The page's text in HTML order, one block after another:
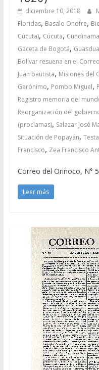
diciembre 10, 2018
Floridas, Basalo Onofre,
Cúcuta), Cúcuta,
Gaceta de Bogotá,
Bolívar resuena en el
Juan bautista, Misiones del
Gerónimo, Pombo Miguel,
Registro memoria del
Reorganización del
(proclamas), Salazar José
Situación de Popayán,
Francisco, Zea Francisco
Correo del Orinoco, N°
Leer más